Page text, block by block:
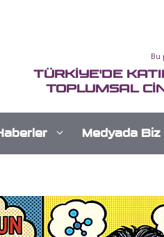
Bu
TÜRKİYE'DE
TOPLUMSAL
Medyada Biz